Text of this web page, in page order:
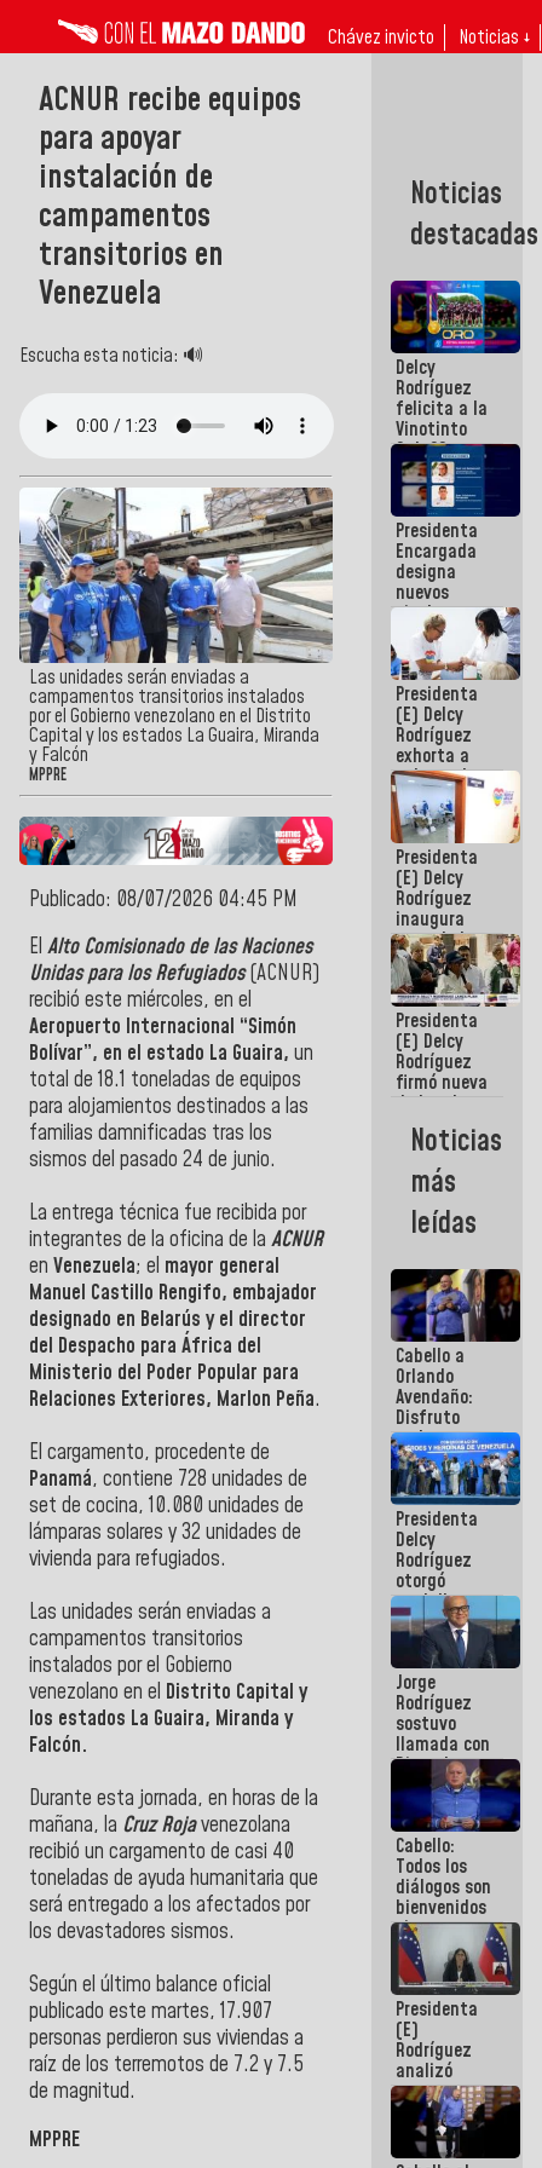
Chávez invicto Noticias ↓
ACNUR recibe equipos
para apoyar
instalación de
campamentos
transitorios en
Venezuela
Escucha esta noticia: 🔊
Las unidades serán enviadas a
campamentos transitorios instalados
por el Gobierno venezolano en el Distrito
Capital y los estados La Guaira, Miranda
y Falcón
MPPRE
Publicado: 08/07/2026 04:45 PM
El Alto Comisionado de las Naciones
Unidas para los Refugiados(ACNUR)
recibió este miércoles, en el
Aeropuerto Internacional “Simón
Bolívar”, en el estado La Guaira, un
total de 18.1 toneladas de equipos
para alojamientos destinados a las
familias damnificadas tras los
sismos del pasado 24 de junio.
La entrega técnica fue recibida por
integrantes de la oficina de la ACNUR
en Venezuela; el mayor general
Manuel Castillo Rengifo, embajador
designado en Belarús y el director
del Despacho para África del
Ministerio del Poder Popular para
Relaciones Exteriores, Marlon Peña.
El cargamento, procedente de
Panamá, contiene 728 unidades de
set de cocina, 10.080 unidades de
lámparas solares y 32 unidades de
vivienda para refugiados.
Las unidades serán enviadas a
campamentos transitorios
instalados por el Gobierno
venezolano en el Distrito Capital y
los estados La Guaira, Miranda y
Falcón.
Durante esta jornada, en horas de la
mañana, la Cruz Rojavenezolana
recibió un cargamento de casi 40
toneladas de ayuda humanitaria que
será entregado a los afectados por
los devastadores sismos.
Según el último balance oficial
publicado este martes, 17.907
personas perdieron sus viviendas a
raíz de los terremotos de 7.2 y 7.5
de magnitud.
MPPRE
Noticias
destacadas
Delcy
Rodríguez
felicita a la
Vinotinto
Sub 20
campeona
frente
México Sub
23 en los
Centroamericanos
Presidenta
Encargada
designa
nuevos
titulares en
Viceministerio
de Energía
Eléctrica y
CORPOELEC
Presidenta
(E) Delcy
Rodríguez
exhorta a
gobernadores
y alcaldes a
edificar
casas para
abuelos
Presidenta
(E) Delcy
Rodríguez
inaugura
casa de los
Abuelos
Primavera
en Caracas
Presidenta
(E) Delcy
Rodríguez
firmó nueva
de Ley de
Arrendamiento
aprobada
por la AN
Noticias
más
leídas
Cabello a
Orlando
Avendaño:
Disfruto
cada vez
que escribes
porque lo
que haces
es
embarrarla
Presidenta
Delcy
Rodríguez
otorgó
medalla
"Héroe de
Venezuela"
a servidores
públicos
Jorge
Rodríguez
sostuvo
llamada con
Dinorah
Figuera y
acuerdan
primer
encuentro
presencial
para el
diálogo
Cabello:
Todos los
diálogos son
bienvenidos
siempre que
estén en el
marco de la
Constitución
de la
República
Presidenta
(E)
Rodríguez
analizó
junto a
gobernadores
planes de
recuperación